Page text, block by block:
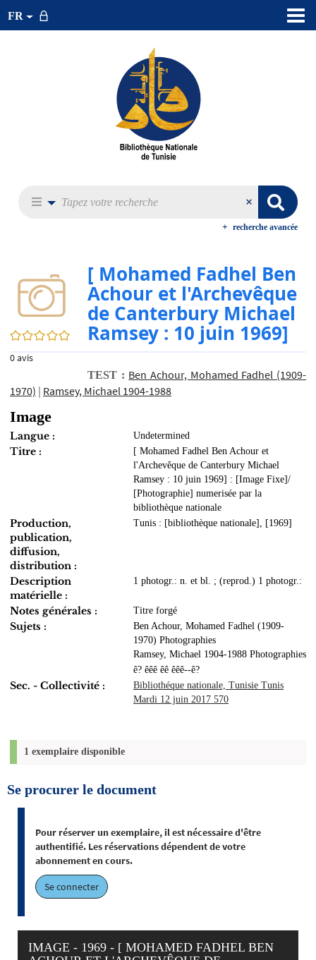
FR
recherche avancée
0/5
0avis
[ Mohamed Fadhel Ben
Achour et l'Archevêque
de Canterbury Michael
Ramsey : 10 juin 1969]
TEST : Ben Achour, Mohamed Fadhel (1909-
1970) | Ramsey, Michael 1904-1988
Image
Langue : Undetermined
Titre :
[ Mohamed Fadhel Ben Achour et
l'Archevêque de Canterbury Michael
Ramsey : 10 juin 1969] : [Image Fixe]/
[Photographie] numerisée par la
bibliothèque nationale
Production,
publication,
diffusion,
distribution :
Tunis : [bibliothèque nationale], [1969]
Description
matérielle :
1 photogr.: n. et bl. ; (reprod.) 1 photogr.:
Notes générales : Titre forgé
Sujets :
Ben Achour, Mohamed Fadhel (1909-
1970) Photographies
Ramsey, Michael 1904-1988 Photographies
ê? êêê êê êêê--ê?
Sec. - Collectivité :
Bibliothéque nationale, Tunisie Tunis
Mardi 12 juin 2017 570
1 exemplaire disponible
Se procurer le document
Pour réserver un exemplaire, il est nécessaire d'être
authentifié. Les réservations dépendent de votre
abonnement en cours.
Se connecter
IMAGE - 1969 - [ MOHAMED FADHEL BEN